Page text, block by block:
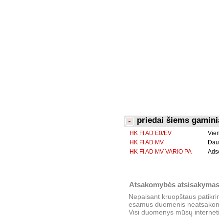
priedai šiems
HK FI AD E0/EV
HK FI AD MV
HK FI AD MV VARIO PA
Atsakomybės atsisakymas
Nepaisant kruopštaus
esamus duomenis
Visi duomenys mūsų